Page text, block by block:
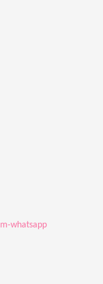
Im-whatsapp